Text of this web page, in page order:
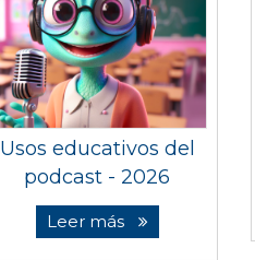
Usos educativos del
podcast - 2026
Leer más